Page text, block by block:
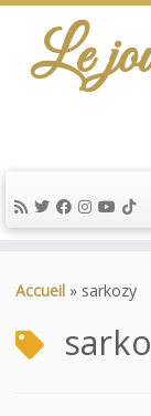
au
Le
Accueil » sarkozy